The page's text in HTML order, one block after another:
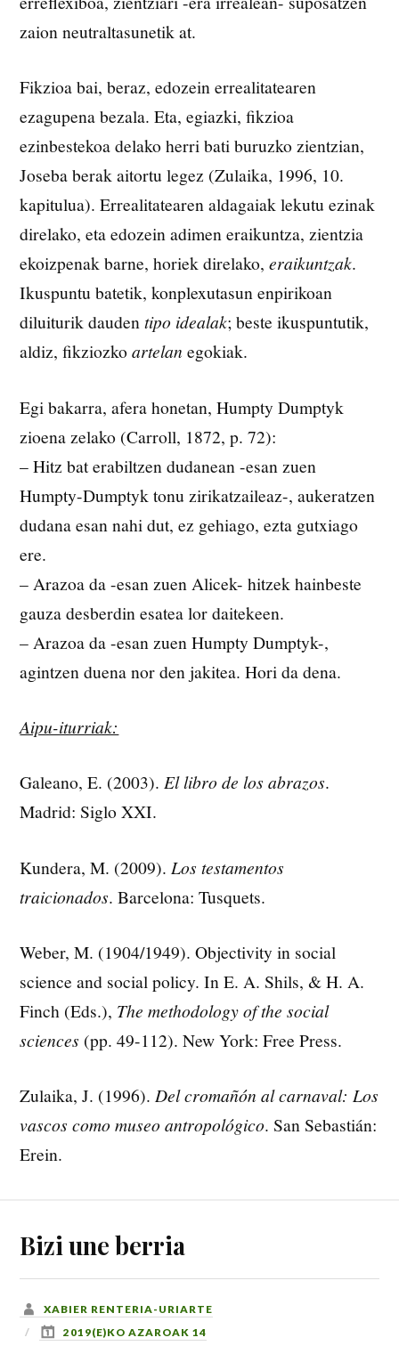
zaion neutraltasunetik at.
Fikzioa bai, beraz, edozein errealitatearen
ezagupena bezala. Eta, egiazki, fikzioa
ezinbestekoa delako herri bati buruzko zientzian,
Joseba berak aitortu legez (Zulaika, 1996, 10.
kapitulua). Errealitatearen aldagaiak lekutu ezinak
direlako, eta edozein adimen eraikuntza, zientzia
ekoizpenak barne, horiek direlako,eraikuntzak.
Ikuspuntu batetik, konplexutasun enpirikoan
diluiturik daudentipo idealak; beste ikuspuntutik,
aldiz, fikziozkoartelan egokiak.
Egi bakarra, afera honetan, Humpty Dumptyk
zioena zelako (Carroll, 1872, p. 72):
– Hitz bat erabiltzen dudanean -esan zuen
Humpty-Dumptyk tonu zirikatzaileaz-, aukeratzen
dudana esan nahi dut, ez gehiago, ezta gutxiago
ere.
– Arazoa da -esan zuen Alicek- hitzek hainbeste
gauza desberdin esatea lor daitekeen.
– Arazoa da -esan zuen Humpty Dumptyk-,
agintzen duena nor den jakitea. Hori da dena.
Aipu-iturriak:
Galeano, E. (2003).El libro de los abrazos.
Madrid: Siglo XXI.
Kundera, M. (2009). Los testamentos
traicionados. Barcelona: Tusquets.
Weber, M. (1904/1949). Objectivity in social
science and social policy. In E. A. Shils, & H. A.
Finch (Eds.), The methodology of the social
sciences (pp. 49-112). New York: Free Press.
Zulaika, J. (1996).Del cromañón al carnaval: Los
vascos como museo antropológico. San Sebastián:
Erein.
Bizi une berria
XABIER RENTERIA-URIARTE
2019(E)KO AZAROAK 14